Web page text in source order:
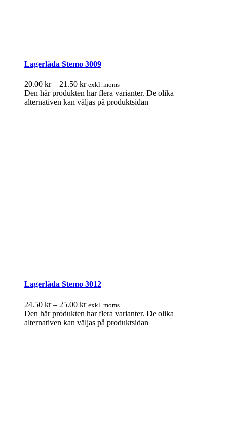
Lagerlåda Stemo 3009
20.00 kr– 21.50 kr exkl. moms
Den här produkten har flera varianter. De olika
alternativen kan väljas på produktsidan
Lagerlåda Stemo 3012
24.50 kr– 25.00 kr exkl. moms
Den här produkten har flera varianter. De olika
alternativen kan väljas på produktsidan